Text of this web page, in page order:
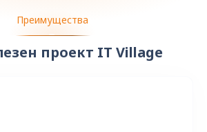
Преимущества
проект IT Village